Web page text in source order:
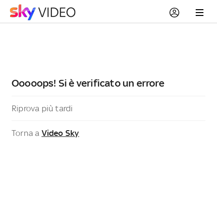
Ooooops! Si è verificato un errore
Riprova più tardi
Torna a Video Sky